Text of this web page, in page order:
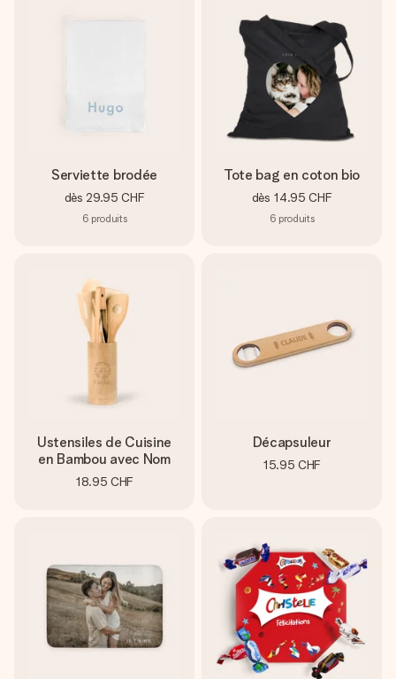
Serviette brodée
dès 29.95 CHF
6 produits
Tote bag en coton bio
dès 14.95 CHF
6 produits
Ustensiles de Cuisine
en Bambou avec Nom
18.95 CHF
Décapsuleur
15.95 CHF